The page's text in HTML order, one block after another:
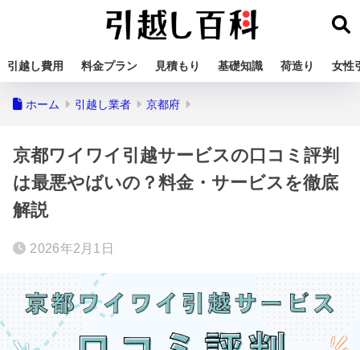
引越し費用 料金プラン 見積もり 基礎知識 荷造り 女性
ホーム 引越し業者 京都府
京都ワイワイ引越サービスの口コミ評判
は最悪やばいの？料金・サービスを徹底
解説
2026年2月1日